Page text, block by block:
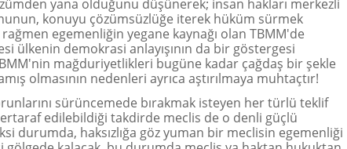
yana olduğunu düşünerek; insan hakları merkezli
konuyu çözümsüzlüğe iterek hüküm sürmek
egemenliğin yegane kaynağı olan TBMM'de
ülkenin demokrasi anlayışının da bir göstergesi
mağduriyetlikleri bugüne kadar çağdaş bir şekle
olmasının nedenleri ayrıca aştırılmaya muhtaçtır!
sürüncemede bırakmak isteyen her türlü teklif
edilebildiği takdirde meclis de o denli güçlü
durumda, haksızlığa göz yuman bir meclisin egemenliği